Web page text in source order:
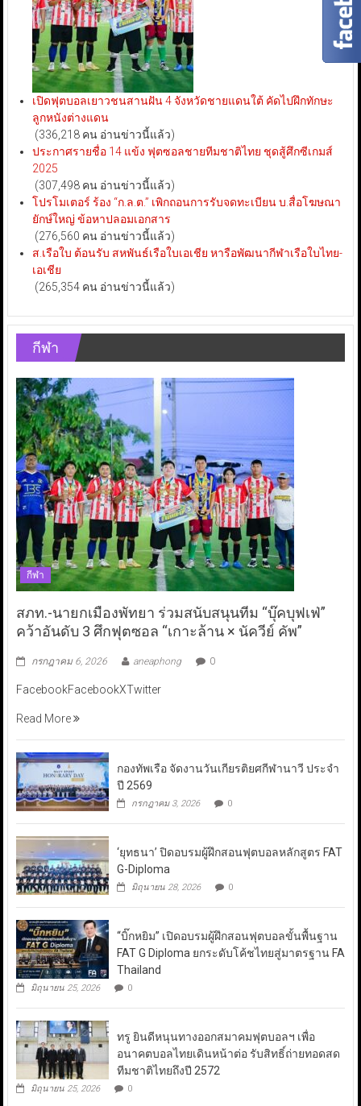
เปิดฟุตบอลเยาวชนสานฝัน 4 จังหวัดชายแดนใต้ คัดไปฝึกทักษะ
ลูกหนังต่างแดน
(336,218 คน อ่านข่าวนี้แล้ว)
ประกาศรายชื่อ 14 แข้ง ฟุตซอลชายทีมชาติไทย ชุดสู้ศึกซีเกมส์
2025
(307,498 คน อ่านข่าวนี้แล้ว)
โปรโมเตอร์ ร้อง “ก.ล.ต.” เพิกถอนการรับจดทะเบียน บ.สื่อโฆษณา
ยักษ์ใหญ่ ข้อหาปลอมเอกสาร
(276,560 คน อ่านข่าวนี้แล้ว)
ส.เรือใบ ต้อนรับ สหพันธ์เรือใบเอเชีย หารือพัฒนากีฬาเรือใบไทย-
เอเชีย
(265,354 คน อ่านข่าวนี้แล้ว)
กีฬา
กีฬา
สภท.-นายกเมืองพัทยา ร่วมสนับสนุนทีม “บุ๊คบุฟเฟ่”
คว้าอันดับ 3 ศึกฟุตซอล “เกาะล้าน × นัควีย์ คัพ”
กรกฎาคม 6, 2026 aneaphong 0
FacebookFacebookXTwitter
Read More
กองทัพเรือ จัดงานวันเกียรติยศกีฬานาวี ประจำ
ปี 2569
กรกฎาคม 3, 2026 0
‘ยุทธนา’ ปิดอบรมผู้ฝึกสอนฟุตบอลหลักสูตร FAT
G-Diploma
มิถุนายน 28, 2026 0
“บิ๊กหยิม” เปิดอบรมผู้ฝึกสอนฟุตบอลขั้นพื้นฐาน
FAT G Diploma ยกระดับโค้ชไทยสู่มาตรฐาน FA
Thailand
มิถุนายน 25, 2026 0
ทรู ยินดีหนุนทางออกสมาคมฟุตบอลฯ เพื่อ
อนาคตบอลไทยเดินหน้าต่อ รับสิทธิ์ถ่ายทอดสด
ทีมชาติไทยถึงปี 2572
มิถุนายน 25, 2026 0